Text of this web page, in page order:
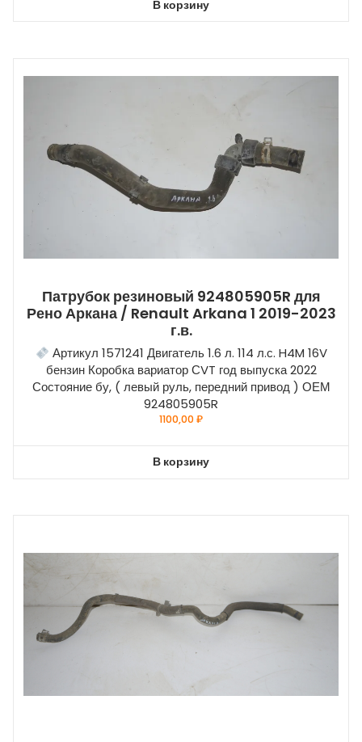
В корзину
Патрубок резиновый 924805905R для
Рено Аркана / Renault Arkana 1 2019-2023
г.в.
Артикул 1571241 Двигатель 1.6 л. 114 л.с. H4M 16V
бензин Коробка вариатор СVT год выпуска 2022
Состояние бу, ( левый руль, передний привод ) ОЕМ
924805905R
1100,00₽
В корзину